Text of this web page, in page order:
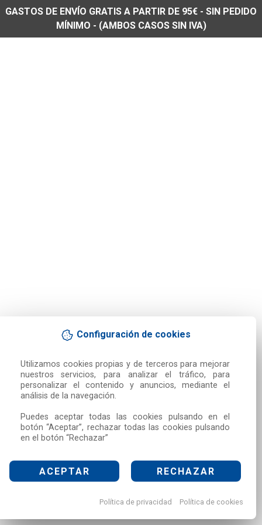
Configuración de cookies
Utilizamos cookies propias y de terceros para mejorar
nuestros servicios, para analizar el tráfico, para
personalizar el contenido y anuncios, mediante el
análisis de la navegación.
Puedes aceptar todas las cookies pulsando en el
botón “Aceptar”, rechazar todas las cookies pulsando
en el botón “Rechazar”
ACEPTAR RECHAZAR
Política de privacidad Política de cookies
GASTOS DE ENVÍO GRATIS A PARTIR DE 95€ - SIN PEDIDO
MÍNIMO - (AMBOS CASOS SIN IVA)